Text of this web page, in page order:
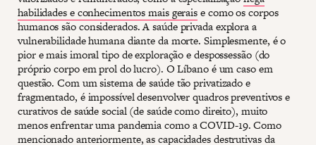
habilidades e conhecimentos mais geraise como os corpos
humanos são considerados. A saúde privada explora a
vulnerabilidade humana diante da morte. Simplesmente, é o
pior e mais imoral tipo de exploração e despossessão (do
próprio corpo em prol do lucro). O Líbano é um caso em
questão. Com um sistema de saúde tão privatizado e
fragmentado, é impossível desenvolver quadros preventivos e
curativos de saúde social (de saúde como direito), muito
menos enfrentar uma pandemia como a COVID-19. Como
mencionado anteriormente, as capacidades destrutivas da